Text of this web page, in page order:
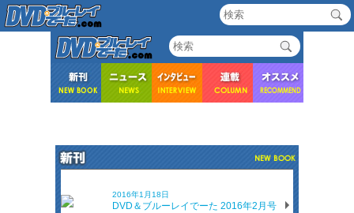
2016年1月18日
DVD＆ブルーレイでーた 2016年2月号